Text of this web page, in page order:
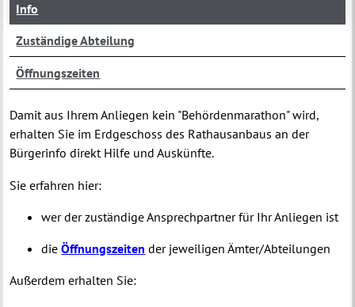
Info
Zuständige Abteilung
Öffnungszeiten
Damit aus Ihrem Anliegen kein "Behördenmarathon" wird,
erhalten Sie im Erdgeschoss des Rathausanbaus an der
Bürgerinfo direkt Hilfe und Auskünfte.
Sie erfahren hier:
wer der zuständige Ansprechpartner für Ihr Anliegen ist
dieÖffnungszeiten der jeweiligen Ämter/Abteilungen
Außerdem erhalten Sie: